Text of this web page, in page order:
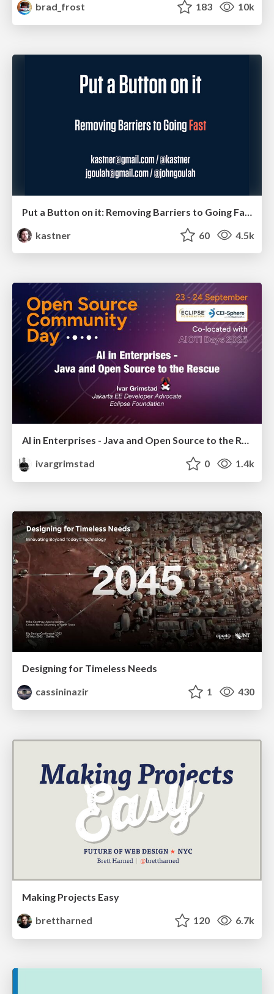
brad_frost
183 10k
kastner
60 4.5k
AI in Enterprises - Java and Open Source to the Rescue
ivargrimstad
0 1.4k
Designing for Timeless Needs
cassininazir
1 430
Making Projects Easy
brettharned
120 6.7k